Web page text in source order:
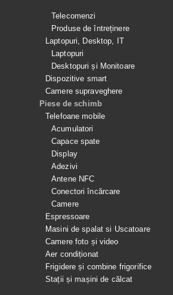
Telecomenzi
Produse de întreținere
Laptopuri, Desktop, IT
Laptopuri
Desktopuri și Monitoare
Dispozitive smart
Camere supraveghere
Piese de schimb
Telefoane mobile
Acumulatori
Capace spate
Display
Adezivi
Antene NFC
Conectori încărcare
Camere
Espressoare
Masini de spalat si Uscatoare
Camere foto și video
Aer condiționat
Frigidere și combine frigorifice
Stații și mașini de călcat